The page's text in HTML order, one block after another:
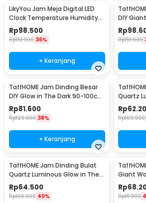
LikyYou Jam Meja Digital LED
Clock Temperature Humidity
Control - CYP-105
Rp98.500
Rp151.900 36%
+ Keranjang
DIY
Dark 90-
Rp
Rp151.900
TaffHOME Jam Dinding Besar
DIY Glow in The Dark 90-100cm
- JM-03
Rp81.600
Rp129.900 38%
+ Keranjang
Quartz
Dark
Rp
Rp103.900
TaffHOME Jam Dinding Bulat
Quartz Luminous Glow in The
Dark 30cm MDB3
Rp64.500
Rp106.900 40%
Giant
Design -
Rp
Rp111.900